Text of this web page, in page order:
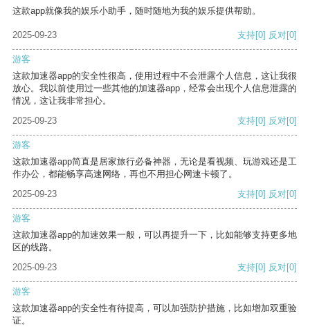
这款app就像我的娱乐小助手，随时随地为我的娱乐提供帮助。
2025-09-23 支持[0] 反对[0]
游客
这款加速器app的安全性很高，使用过程中不会泄露个人信息，这让我很
放心。我以前使用过一些其他的加速器app，经常会出现个人信息泄露的
情况，这让我非常担心。
2025-09-23
支持[0] 反对[0]
游客
这款加速器app简直是居家旅行必备神器，无论是看视频、玩游戏还是工
作办公，都能畅享高速网络，再也不用担心网速卡顿了。
2025-09-23
支持[0] 反对[0]
游客
这款加速器app的加速效果一般，可以再提升一下，比如能够支持更多地
区的线路。
2025-09-23
支持[0] 反对[0]
游客
这款加速器app的安全性有待提高，可以加强防护措施，比如增加双重验
证。